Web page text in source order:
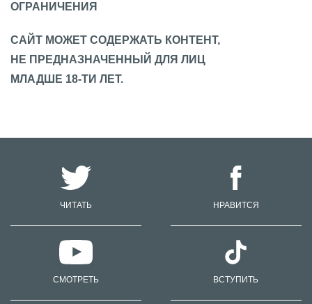
ОГРАНИЧЕНИЯ
САЙТ МОЖЕТ СОДЕРЖАТЬ КОНТЕНТ,
НЕ ПРЕДНАЗНАЧЕННЫЙ ДЛЯ ЛИЦ
МЛАДШЕ 18-ТИ ЛЕТ.
ЧИТАТЬ НРАВИТСЯ
СМОТРЕТЬ ВСТУПИТЬ